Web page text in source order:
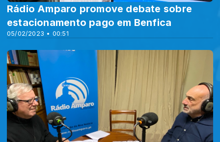
05/02/2023 • 00:51
Rádio Amparo promove debate sobre
estacionamento pago em Benfica